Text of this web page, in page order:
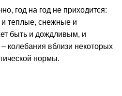
год на год не приходится:
теплые, снежные и
быть и дождливым, и
колебания вблизи некоторых
нормы.